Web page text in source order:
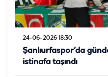
24-06-2026 18:30
Şanlıurfaspor’da
istinafa taşındı